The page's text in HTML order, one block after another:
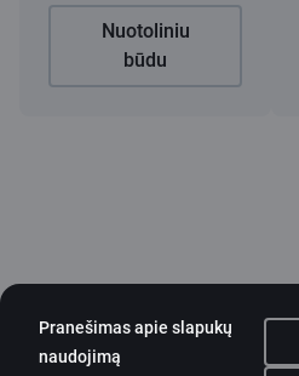
Pranešimas apie slapukų
naudojimą
Nuotoliniu
būdu
Mobilioji programėlė